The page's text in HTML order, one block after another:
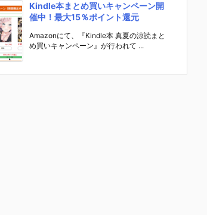
Kindle本まとめ買いキャンペーン開
催中！最大15％ポイント還元
Amazonにて、『Kindle本 真夏の涼読まと
め買いキャンペーン』が行われて ...